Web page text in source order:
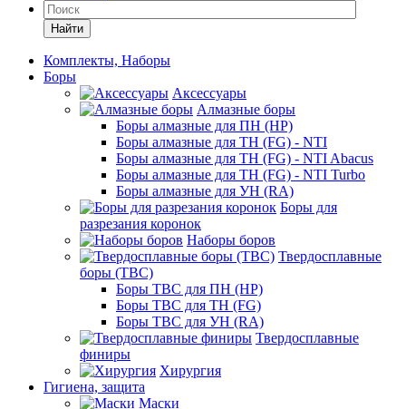
Найти
Комплекты, Наборы
Боры
Аксессуары
Алмазные боры
Боры алмазные для ПН (HP)
Боры алмазные для ТН (FG) - NTI
Боры алмазные для ТН (FG) - NTI Abacus
Боры алмазные для ТН (FG) - NTI Turbo
Боры алмазные для УН (RA)
Боры для
разрезания коронок
Наборы боров
Твердосплавные
боры (ТВС)
Боры ТВС для ПН (HP)
Боры ТВС для ТН (FG)
Боры ТВС для УН (RA)
Твердосплавные
финиры
Хирургия
Гигиена, защита
Маски